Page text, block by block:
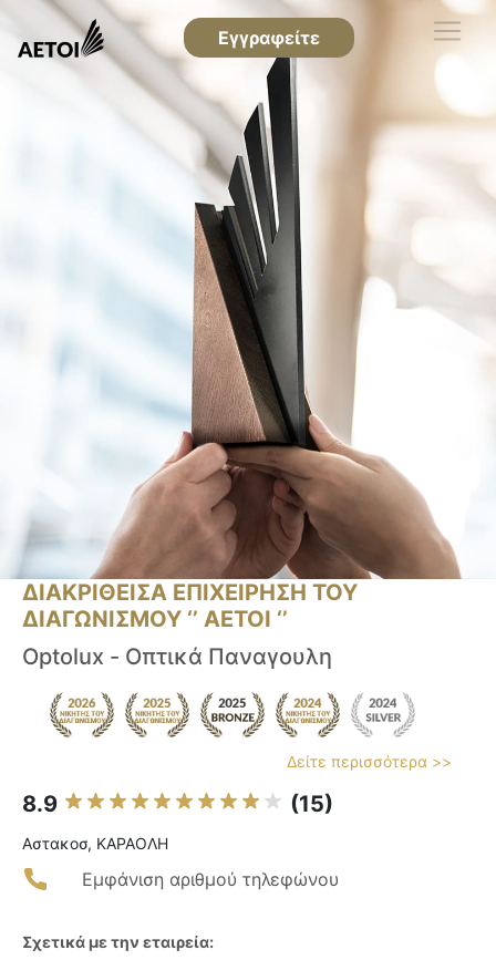
Εγγραφείτε
ΔΙΑΚΡΙΘΕΙΣΑ ΕΠΙΧΕΙΡΗΣΗ ΤΟΥ
ΔΙΑΓΩΝΙΣΜΟΥ ‘’ ΑΕΤΟΙ ‘’
Optolux - Οπτικά Παναγουλη
Δείτε περισσότερα >>
8.9 (15)
Αστακοσ, ΚΑΡΑΟΛΗ
Εμφάνιση αριθμού τηλεφώνου
Σχετικά με την εταιρεία: